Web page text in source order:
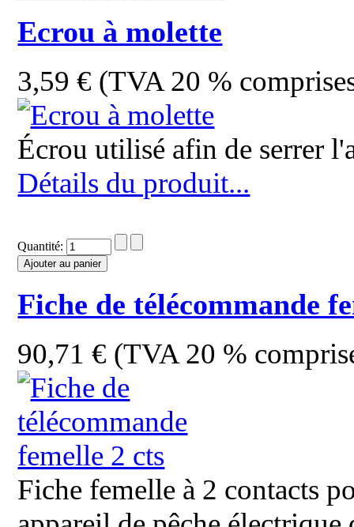
Ecrou à molette
3,59 € (TVA 20 %
Écrou utilisé afin de serrer
Détails du produit...
Quantité:
Fiche de télécommande
90,71 € (TVA 20 %
Fiche femelle à 2 contacts